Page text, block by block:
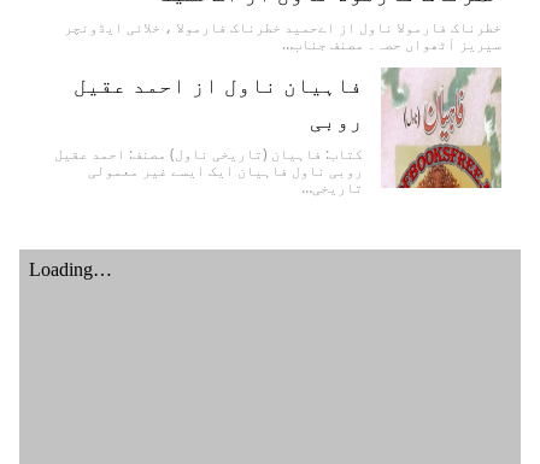
خطرناک فارمولا ناول از اےحمید خطرناک فارمولا ، خلائی ایڈونچر
سیریز آٹھواں حصہ۔ مصنف جناب…
فاہیان ناول از احمد عقیل
روبی
کتاب: فاہیان (تاریخی ناول) مصنف: احمد عقیل
روبی ناول فاہیان ایک ایسے غیر معمولی
تاریخی…